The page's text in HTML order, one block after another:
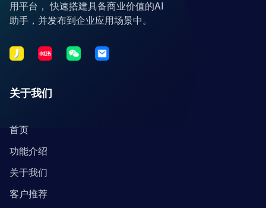
用平台， 快速搭建具备商业价值的AI
助手，并发布到企业应用场景中。
关于我们
首页
功能介绍
关于我们
客户推荐